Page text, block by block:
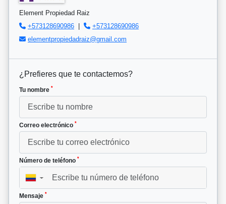
Element Propiedad Raiz
+573128690986 |
+573128690986
elementpropiedadraiz@gmail.com
¿Prefieres que te contactemos?
Tu nombre *
Correo electrónico *
Número de teléfono *
▼
Mensaje *